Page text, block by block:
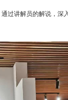
过讲解员的解说，深